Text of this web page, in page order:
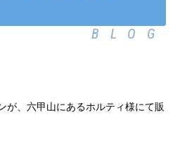
BLOG
が、六甲山にあるホルティ様にて販